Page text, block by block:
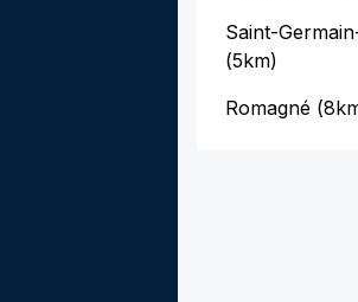
Saint-
(5km)
Romagné (